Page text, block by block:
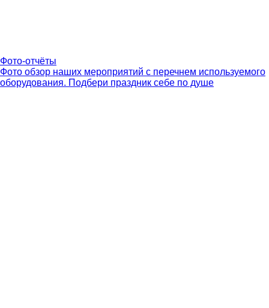
Фото-отчёты
Фото обзор наших мероприятий с перечнем используемого
оборудования. Подбери праздник себе по душе